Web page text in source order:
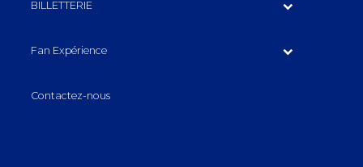
BILLETTERIE
Fan Expérience
Contactez-nous